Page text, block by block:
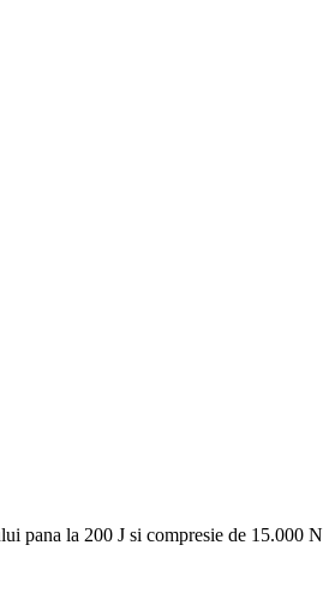
pana la 200 J si compresie de 15.000 N